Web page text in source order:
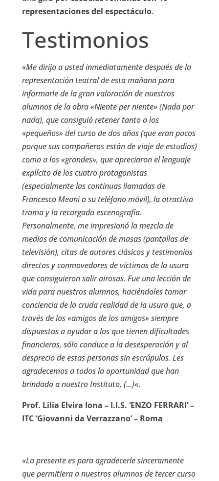
representaciones del espectáculo.
Testimonios
«Me dirijo a usted inmediatamente después de la
representación teatral de esta mañana para
informarle de la gran valoración de nuestros
alumnos de la obra «Niente per niente» (Nada por
nada), que consiguió retener tanto a los
«pequeños» del curso de dos años (que eran pocos
porque sus compañeros están de viaje de estudios)
como a los «grandes», que apreciaron el lenguaje
explícito de los cuatro protagonistas
(especialmente las continuas llamadas de
Francesco Meoni a su teléfono móvil), la atractiva
trama y la recargada escenografía.
Personalmente, me impresionó la mezcla de
medios de comunicación de masas (pantallas de
televisión), citas de autores clásicos y testimonios
directos y conmovedores de víctimas de la usura
que consiguieron salir airosas. Fue una lección de
vida para nuestros alumnos, haciéndoles tomar
conciencia de la cruda realidad de la usura que, a
través de los «amigos de los amigos» siempre
dispuestos a ayudar a los que tienen dificultades
financieras, sólo conduce a la desesperación y al
desprecio de estas personas sin escrúpulos. Les
agradecemos a todos la oportunidad que han
brindado a nuestro Instituto, (…)«.
Prof. Lilia Elvira Iona – I.I.S. ‘ENZO FERRARI’ –
ITC ‘Giovanni da Verrazzano’ – Roma
«La presente es para agradecerle sinceramente
que permitiera a nuestros alumnos de tercer curso